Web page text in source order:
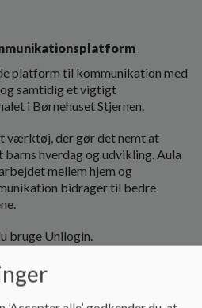
platform til kommunikation med
samtidig et vigtigt
i Børnehuset Stjernen.
værktøj, der gør det nemt at
hverdag og udvikling. Aula
mellem hjem og
bidrager til bedre
bruge Unilogin.
i dit barns dagligdag
medarbejdere og andre